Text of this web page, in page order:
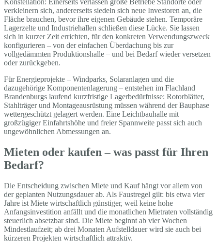
Konstellation: Einerseits verlassen große Betriebe Standorte oder
verkleinern sich, andererseits siedeln sich neue Investoren an, die
Fläche brauchen, bevor ihre eigenen Gebäude stehen. Temporäre
Lagerzelte und Industriehallen schließen diese Lücke. Sie lassen
sich in kurzer Zeit errichten, für den konkreten Verwendungszweck
konfigurieren – von der einfachen Überdachung bis zur
vollgedämmten Produktionshalle – und bei Bedarf wieder versetzen
oder zurückgeben.
Für Energieprojekte – Windparks, Solaranlagen und die
dazugehörige Komponentenlagerung – entstehen im Flachland
Brandenburgs laufend kurzfristige Lagerbedürfnisse: Rotorblätter,
Stahlträger und Montageausrüstung müssen während der Bauphase
wettergeschützt gelagert werden. Eine Leichtbauhalle mit
großzügiger Einfahrtshöhe und freier Spannweite passt sich auch
ungewöhnlichen Abmessungen an.
Mieten oder kaufen – was passt für Ihren
Bedarf?
Die Entscheidung zwischen Miete und Kauf hängt vor allem von
der geplanten Nutzungsdauer ab. Als Faustregel gilt: bis etwa vier
Jahre ist Miete wirtschaftlich günstiger, weil keine hohe
Anfangsinvestition anfällt und die monatlichen Mietraten vollständig
steuerlich absetzbar sind. Die Miete beginnt ab vier Wochen
Mindestlaufzeit; ab drei Monaten Aufstelldauer wird sie auch bei
kürzeren Projekten wirtschaftlich attraktiv.